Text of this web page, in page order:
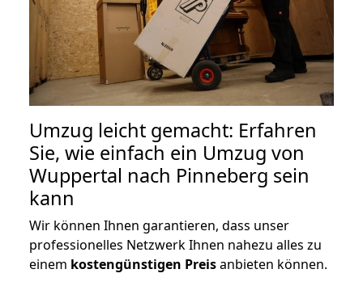
Umzug leicht gemacht: Erfahren
Sie, wie einfach ein Umzug von
Wuppertal nach Pinneberg sein
kann
Wir können Ihnen garantieren, dass unser
professionelles Netzwerk Ihnen nahezu alles zu
einem kostengünstigen Preisanbieten können.